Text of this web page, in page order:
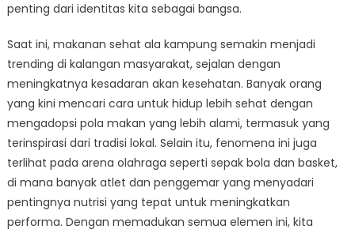
penting dari identitas kita sebagai bangsa.
Saat ini, makanan sehat ala kampung semakin menjadi
trending di kalangan masyarakat, sejalan dengan
meningkatnya kesadaran akan kesehatan. Banyak orang
yang kini mencari cara untuk hidup lebih sehat dengan
mengadopsi pola makan yang lebih alami, termasuk yang
terinspirasi dari tradisi lokal. Selain itu, fenomena ini juga
terlihat pada arena olahraga seperti sepak bola dan basket,
di mana banyak atlet dan penggemar yang menyadari
pentingnya nutrisi yang tepat untuk meningkatkan
performa. Dengan memadukan semua elemen ini, kita